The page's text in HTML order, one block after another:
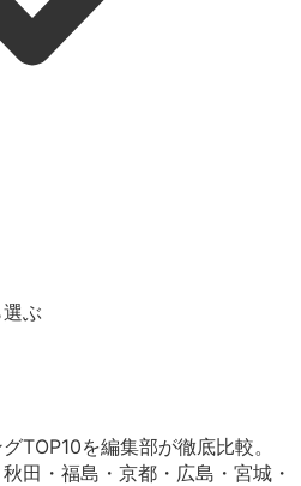
ぶ
TOP10を編集部が徹底比較。
田・福島・京都・広島・宮城・